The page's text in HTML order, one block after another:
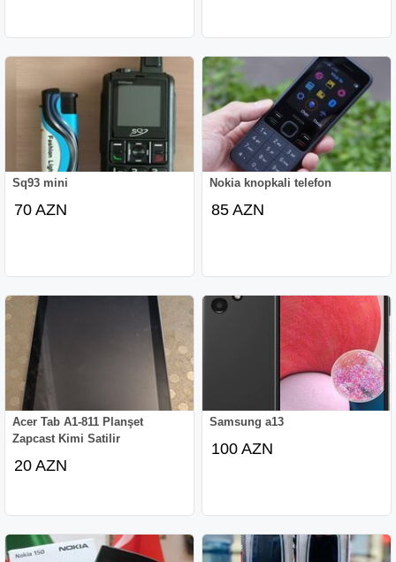
Sq93 mini
70 AZN
Nokia knopkali telefon
85 AZN
Acer Tab A1-811 Planşet
Zapcast Kimi Satilir
20 AZN
Samsung a13
100 AZN